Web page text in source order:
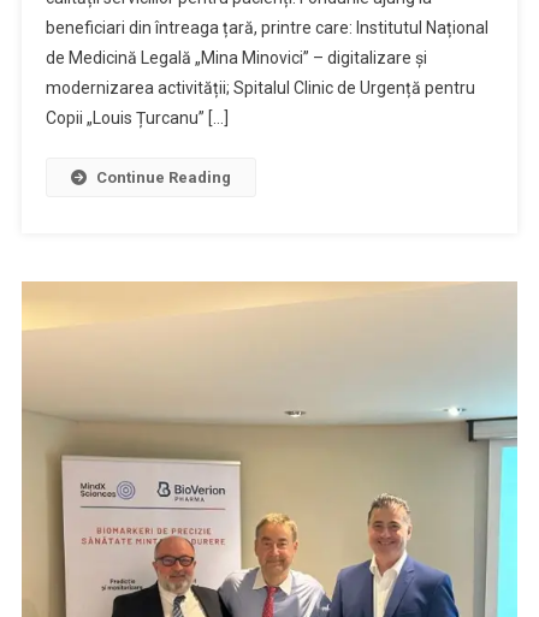
beneficiari din întreaga țară, printre care: Institutul Național
de Medicină Legală „Mina Minovici” – digitalizare și
modernizarea activității; Spitalul Clinic de Urgență pentru
Copii „Louis Țurcanu” […]
Continue Reading